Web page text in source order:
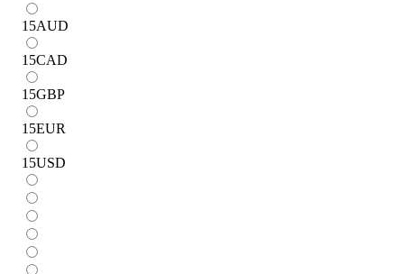
15AUD
15CAD
15GBP
15EUR
15USD